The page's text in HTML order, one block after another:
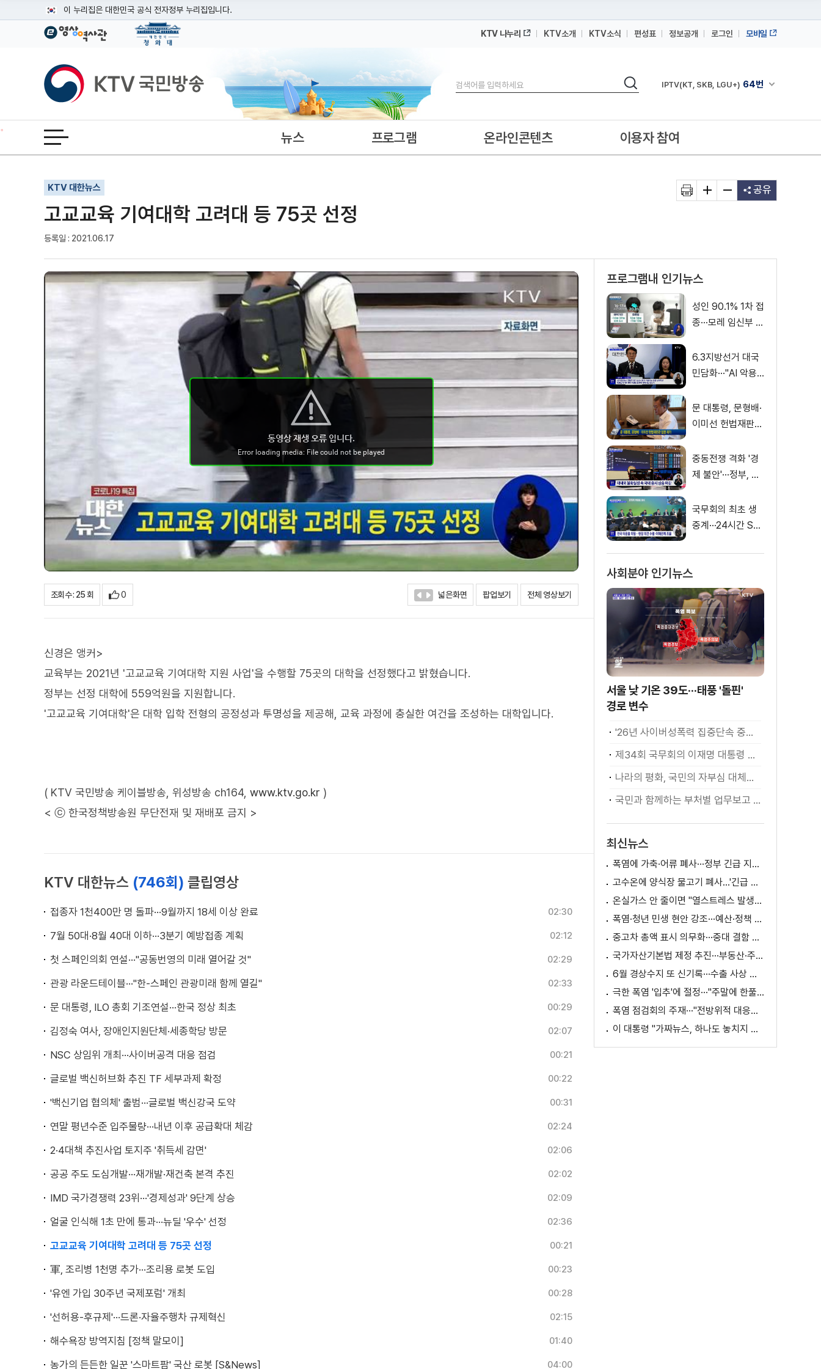
이 누리집은 대한민국 공식 전자정부 누리집입니다.
공식 누리집 주소 확인하기
이밖에 or.kr 또는 .kr등 다른 도메인 주소를 사용하고 있다면 아래 URL에서 도메인 주소를 확인해 보세요
운영중인 공식 누리집보기
KTV 나누리 KTV소개 KTV소식 편성표 정보공개 로그인 모바일
KTV국민방송
검색
검색 채널안내 펼쳐
IPTV(KT, SKB, LGU+) 64번
IPTV(KT, SKB, LGU+)
전체메뉴 열기 뉴스 프로그램 온라인콘텐츠 이용자 참여
KTV 대한뉴스
고교교육 기여대학 고려대 등 75곳 선정
등록일 : 2021.06.17
기사인쇄
글자확대
글자축소 공유
조회수 : 25 회 0 넓은화면 팝업보기 전체 영상보기
신경은 앵커>
교육부는 2021년 '고교교육 기여대학 지원 사업'을 수행할 75곳의 대학을 선정했다고 밝혔습니다.
정부는 선정 대학에 559억원을 지원합니다.
'고교교육 기여대학'은 대학 입학 전형의 공정성과 투명성을 제공해, 교육 과정에 충실한 여건을 조성하는 대학입니다.
( KTV 국민방송 케이블방송, 위성방송 ch164, www.ktv.go.kr )
< ⓒ 한국정책방송원 무단전재 및 재배포 금지 >
KTV 대한뉴스 (746회) 클립영상
접종자 1천400만 명 돌파···9월까지 18세 이상 완료 02:30
7월 50대·8월 40대 이하···3분기 예방접종 계획 02:12
첫 스페인의회 연설···"공동번영의 미래 열어갈 것" 02:29
관광 라운드테이블···"한-스페인 관광미래 함께 열길" 02:33
문 대통령, ILO 총회 기조연설···한국 정상 최초 00:29
김정숙 여사, 장애인지원단체·세종학당 방문 02:07
NSC 상임위 개최···사이버공격 대응 점검 00:21
글로벌 백신허브화 추진 TF 세부과제 확정 00:22
'백신기업 협의체' 출범···글로벌 백신강국 도약 00:31
연말 평년수준 입주물량···내년 이후 공급확대 체감 02:24
2·4대책 추진사업 토지주 '취득세 감면' 02:06
공공 주도 도심개발···재개발·재건축 본격 추진 02:02
IMD 국가경쟁력 23위···'경제성과' 9단계 상승 02:09
얼굴 인식해 1초 만에 통과···뉴딜 '우수' 선정 02:36
고교교육 기여대학 고려대 등 75곳 선정 00:21
軍, 조리병 1천명 추가···조리용 로봇 도입 00:23
'유엔 가입 30주년 국제포럼' 개최 00:28
'선허용-후규제'···드론·자율주행차 규제혁신 02:15
해수욕장 방역지침 [정책 말모이] 01:40
농가의 든든한 일꾼 '스마트팜' 국산 로봇 [S&News] 04:00
프로그램내 인기뉴스
성인 90.1% 1차 접
종···모레 임신부 사
6.3지방선거 대국
민담화···"AI 악용
문 대통령, 문형배·
이미선 헌법재판관
중동전쟁 격화 '경
제 불안'···정부, 금
소화
국무회의 최초 생
중계···24시간 SN
사회분야 인기뉴스
서울 낮 기온 39도···태풍 '돌핀'
경로 변수
'26년 사이버성폭력 집중단속 중간성과 발표···향후 추진계획은?
제34회 국무회의 이재명 대통령 모두발언
나라의 평화, 국민의 자부심 대체불가 대한민국 이재명 대통령 모두말씀
국민과 함께하는 부처별 업무보고 재개
최신뉴스
폭염에 가축·어류 폐사···정부 긴급 지원책 마련
고수온에 양식장 물고기 폐사...'긴급 방류' 지원
온실가스 안 줄이면 "열스트레스 발생일 29배 증가"
폭염·청년 민생 현안 강조···예산·정책 방향 제시
중고차 총액 표시 의무화···중대 결함 시 '계약 해제'
국가자산기본법 제정 추진···부동산·주식 등 통합 관리
6월 경상수지 또 신기록···수출 사상 첫 1천억 달러
극한 폭염 '입추'에 절정···"주말에 한풀 꺾인다"
폭염 점검회의 주재···"전방위적 대응체계 가동"
이 대통령 "가짜뉴스, 하나도 놓치지 말고 바로잡아야"